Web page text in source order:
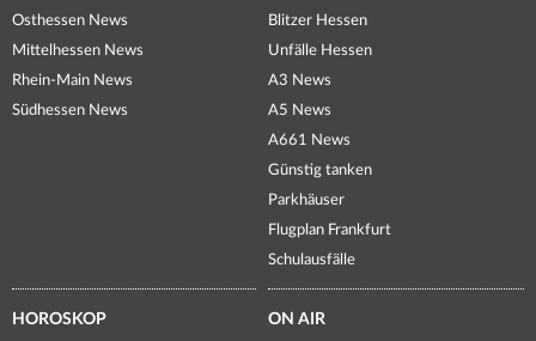
Osthessen News
Mittelhessen News
Rhein-Main News
Südhessen News
Blitzer Hessen
Unfälle Hessen
A3 News
A5 News
A661 News
Günstig tanken
Parkhäuser
Flugplan Frankfurt
Schulausfälle
HOROSKOP ON AIR